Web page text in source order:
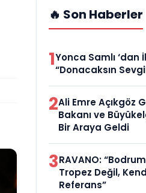
🔥 Son Haberler
1Yonca Samlı ‘dan
“Donacaksın
2Ali Emre Açıkgöz
Bakanı ve
Bir Araya Geldi
3RAVANO:
Tropez Değil,
Referans”